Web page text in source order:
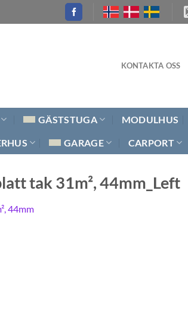
KONTAKTA OSS
GÄSTSTUGA MODULHUS
GARAGE CARPORT
tak 31m², 44mm_Left
44mm